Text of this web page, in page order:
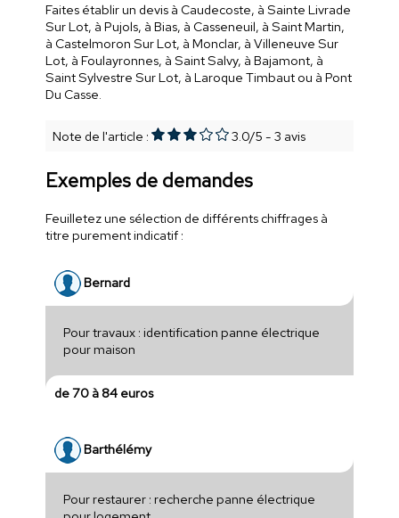
Faites établir un devis à Caudecoste, à Sainte Livrade
Sur Lot, à Pujols, à Bias, à Casseneuil, à Saint Martin,
à Castelmoron Sur Lot, à Monclar, à Villeneuve Sur
Lot, à Foulayronnes, à Saint Salvy, à Bajamont, à
Saint Sylvestre Sur Lot, à Laroque Timbaut ou à Pont
Du Casse.
Note de l'article : 3.0/5 - 3 avis
Exemples de demandes
Feuilletez une sélection de différents chiffrages à
titre purement indicatif :
Bernard
Pour travaux : identification panne électrique
pour maison
de 70 à 84 euros
Barthélémy
Pour restaurer : recherche panne électrique